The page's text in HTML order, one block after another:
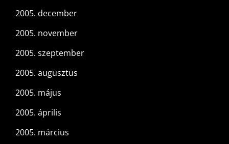
2005. december
2005. november
2005. szeptember
2005. augusztus
2005. május
2005. április
2005. március